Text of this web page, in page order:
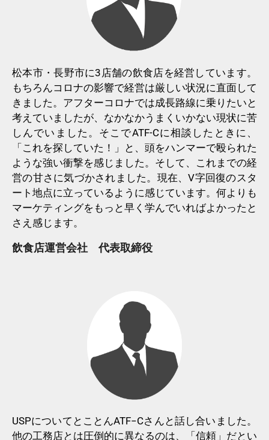
松本市・長野市に3店舗の飲食店を経営しています。
もちろんコロナの影響で経営は厳しい状況に直面して
きました。アフターコロナでは成長路線に乗りたいと
考えていましたが、なかなかうまくいかない現状に苦
しんでいました。そこでATF-Cに相談したときに、
「これを探していた！」と、頭をハンマーで殴られた
ような強い衝撃を感じました。そして、これまでの経
営の甘さに気づかされました。現在、V字回復のスタ
ート地点に立っているように感じています。何よりも
マーケティングをもっと早く学んでいればよかったと
さえ感じます。
飲食店運営会社 代表取締役
USPについてとことんATF−Cさんと話し合いました。
他の工務店とは圧倒的に異なるのは、「信頼」だとい